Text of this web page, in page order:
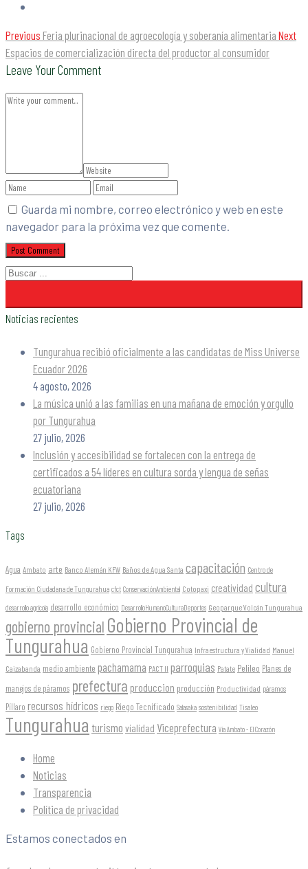
Previous Feria plurinacional de agroecología y soberanía alimentaria Next
Espacios de comercialización directa del productor al consumidor
Leave Your Comment
Guarda mi nombre, correo electrónico y web en este
navegador para la próxima vez que comente.
Noticias recientes
Tungurahua recibió oficialmente a las candidatas de Miss Universe
Ecuador 2026
4 agosto, 2026
La música unió a las familias en una mañana de emoción y orgullo
por Tungurahua
27 julio, 2026
Inclusión y accesibilidad se fortalecen con la entrega de
certificados a 54 líderes en cultura sorda y lengua de señas
ecuatoriana
27 julio, 2026
Tags
Agua Ambato arte Banco Alemán KFW Baños de Agua Santa capacitación Centro de
Formación Ciudadana de Tungurahua cfct ConservaciónAmbiental Cotopaxi creatividad cultura
desarrollo agrícola desarrollo económico DesarrolloHumanoCulturaDeportes Geoparque Volcán Tungurahua
gobierno provincial Gobierno Provincial de
Tungurahua Gobierno Provincial Tungurahua Infraestructura y Vialidad Manuel
Caizabanda medio ambiente pachamama PACT II parroquias Patate Pelileo Planes de
manejos de páramos prefectura produccion producción Productividad páramos
Píllaro recursos hídricos riego Riego Tecnificado Salasaka sostenibilidad Tisaleo
Tungurahua turismo vialidad Viceprefectura Vía Ambato - El Corazón
Home
Noticias
Transparencia
Política de privacidad
Estamos conectados en